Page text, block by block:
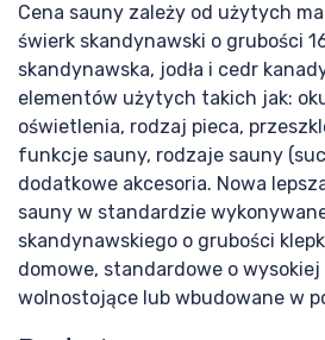
Cena sauny zależy od użytych
świerk skandynawski o grubości
skandynawska, jodła i cedr
elementów użytych takich jak:
oświetlenia, rodzaj pieca,
funkcje sauny, rodzaje sauny
dodatkowe akcesoria. Nowa
sauny w standardzie
skandynawskiego o grubości
domowe, standardowe o wysokiej
wolnostojące lub wbudowane w